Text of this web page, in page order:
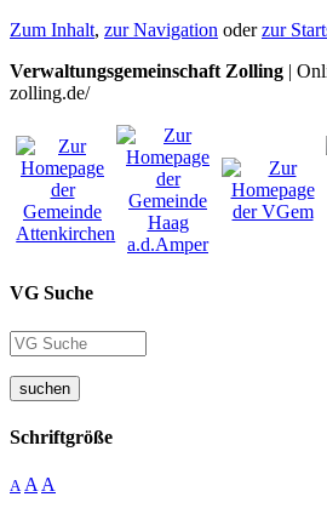
Zum Inhalt, zur Navigation oderzur
Verwaltungsgemeinschaft Zolling |
zolling.de/
VG Suche
suchen
Schriftgröße
A A A